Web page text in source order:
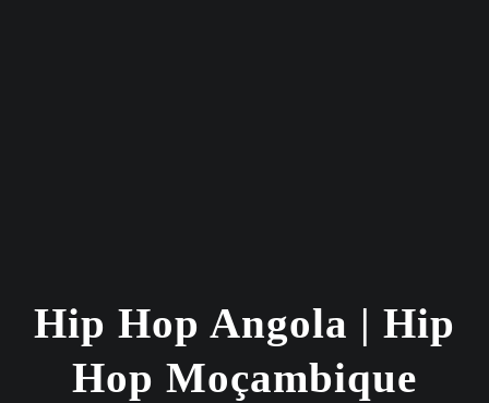
Hip Hop Angola | Hip
Hop Moçambique